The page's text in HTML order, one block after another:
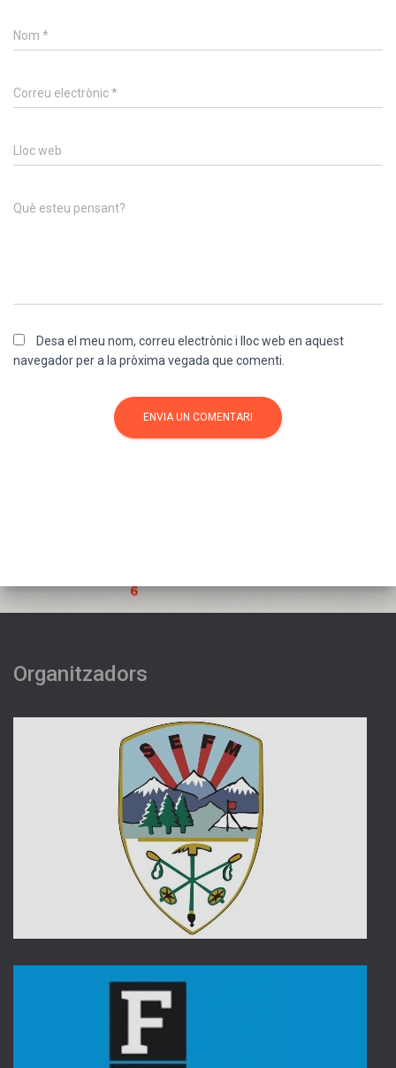
Nom *
Correu electrònic*
Lloc web
Què esteu pensant?
Desa el meu nom, correu electrònic i lloc web en aquest
navegador per a la pròxima vegada que comenti.
Organitzadors